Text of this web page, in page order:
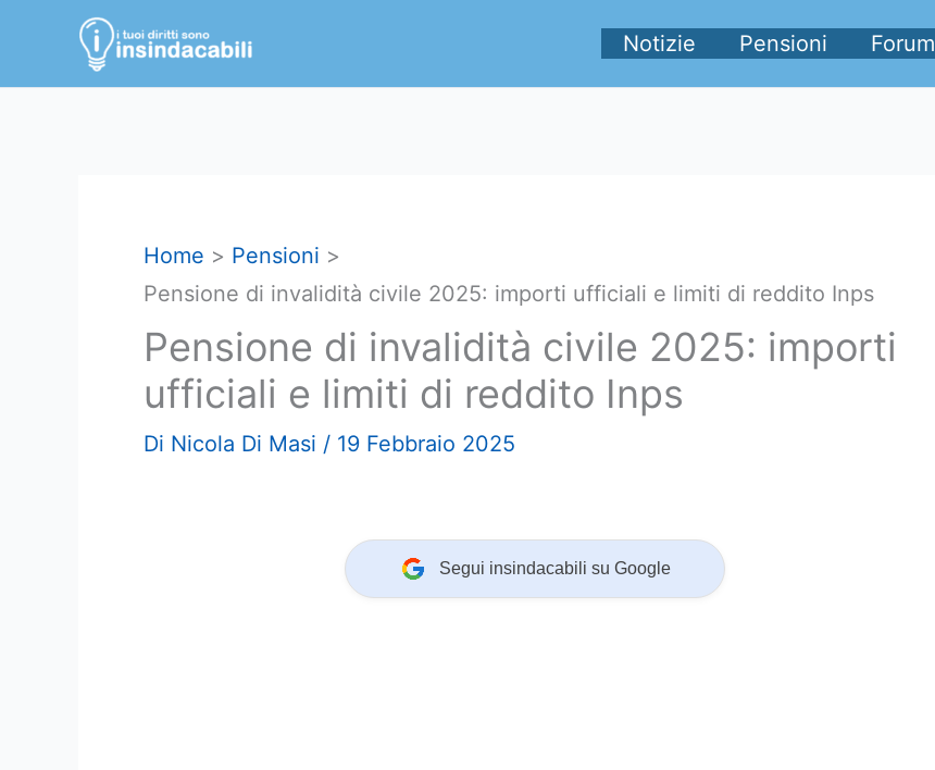
contenuto
Notizie Pensioni Forum
Home
Pensioni
Pensione di invalidità civile 2025: importi ufficiali e limiti di reddito Inps
Pensione di invalidità civile 2025: importi
ufficiali e limiti di reddito Inps
Di Nicola Di Masi / 19 Febbraio 2025
Segui insindacabili su Google